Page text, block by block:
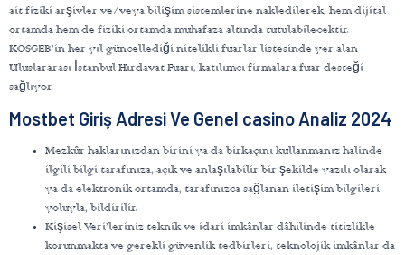
ait fiziki arşivler ve/veya bilişim sistemlerine nakledilerek, hem dijital
ortamda hem de fiziki ortamda muhafaza altında tutulabilecektir.
KOSGEB’in her yıl güncellediği nitelikli fuarlar listesinde yer alan
Uluslararası İstanbul Hırdavat Fuarı, katılımcı firmalara fuar desteği
sağlıyor.
Mostbet Giriş Adresi Ve Genel casino Analiz 2024
Mezkûr haklarınızdan birini ya da birkaçını kullanmanız halinde
ilgili bilgi tarafınıza, açık ve anlaşılabilir bir şekilde yazılı olarak
ya da elektronik ortamda, tarafınızca sağlanan iletişim bilgileri
yoluyla, bildirilir.
Kişisel Veri’leriniz teknik ve idari imkânlar dâhilinde titizlikle
korunmakta ve gerekli güvenlik tedbirleri, teknolojik imkânlar da